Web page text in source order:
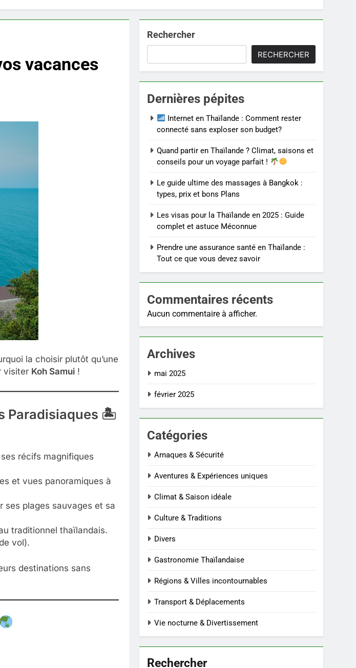
vacances
la choisir plutôt qu’une
visiter Koh Samui !
Paradisiaques 🏝
récifs magnifiques
et vues panoramiques à
ses plages sauvages et sa
traditionnel thaïlandais.
vol).
destinations sans
Rechercher
RECHERCHER
Dernières pépites
Internet en Thaïlande : Comment rester
connecté sans exploser son budget?
Quand partir en Thaïlande ? Climat, saisons et
conseils pour un voyage parfait !
Le guide ultime des massages à Bangkok :
types, prix et bons Plans
Les visas pour la Thaïlande en 2025 : Guide
complet et astuce Méconnue
Prendre une assurance santé en Thaïlande :
Tout ce que vous devez savoir
Commentaires récents
Aucun commentaire à afficher.
Archives
mai 2025
février 2025
Catégories
Arnaques & Sécurité
Aventures & Expériences uniques
Climat & Saison idéale
Culture & Traditions
Divers
Gastronomie Thaïlandaise
Régions & Villes incontournables
Transport & Déplacements
Vie nocturne & Divertissement
Rechercher